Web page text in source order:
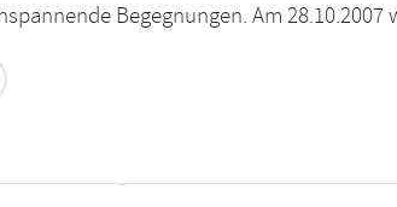
Begegnungen. Am 28.10.2007